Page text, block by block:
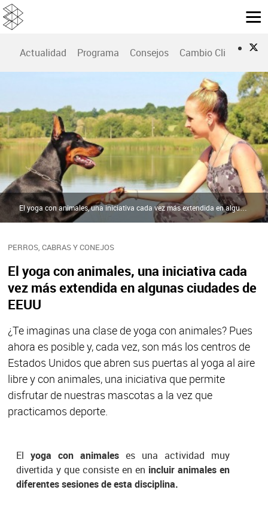
Actualidad Programa Consejos Cambio Climático
PERROS, CABRAS Y CONEJOS
El yoga con animales, una iniciativa cada
vez más extendida en algunas ciudades de
EEUU
¿Te imaginas una clase de yoga con animales? Pues
ahora es posible y, cada vez, son más los centros de
Estados Unidos que abren sus puertas al yoga al aire
libre y con animales, una iniciativa que permite
disfrutar de nuestras mascotas a la vez que
practicamos deporte.
El yoga con animales, una iniciativa cada vez más extendida en algunas ciudades de EEUU | Agencias
El yoga con animales es una actividad muy
divertida y que consiste en en incluir animales en
diferentes sesiones de esta disciplina.